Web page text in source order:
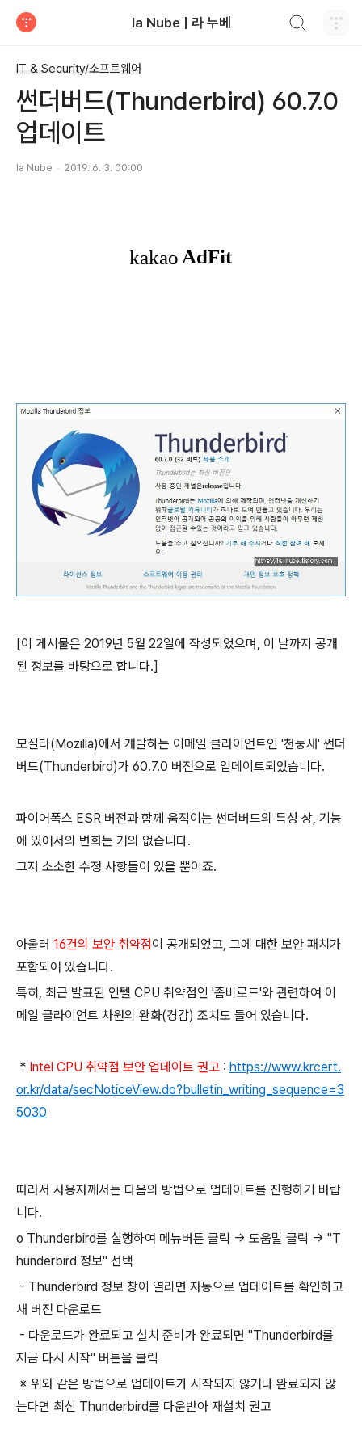
la Nube | 라 누베
IT & Security/소프트웨어
썬더버드(Thunderbird) 60.7.0
업데이트
la Nube 2019. 6. 3. 00:00
[이 게시물은 2019년 5월 22일에 작성되었으며, 이 날까지 공개
된 정보를 바탕으로 합니다.]
모질라(Mozilla)에서 개발하는 이메일 클라이언트인 '천둥새' 썬더
버드(Thunderbird)가 60.7.0 버전으로 업데이트되었습니다.
파이어폭스 ESR 버전과 함께 움직이는 썬더버드의 특성 상, 기능
에 있어서의 변화는 거의 없습니다.
그저 소소한 수정 사항들이 있을 뿐이죠.
아울러 16건의 보안 취약점이 공개되었고, 그에 대한 보안 패치가
포함되어 있습니다.
특히, 최근 발표된 인텔 CPU 취약점인 '좀비로드'와 관련하여 이
메일 클라이언트 차원의 완화(경감) 조치도 들어 있습니다.
* Intel CPU 취약점 보안 업데이트 권고 : https://www.krcert.
or.kr/data/secNoticeView.do?bulletin_writing_sequence=3
5030
따라서 사용자께서는 다음의 방법으로 업데이트를 진행하기 바랍
니다.
o Thunderbird를 실행하여 메뉴버튼 클릭 → 도움말 클릭 → "T
hunderbird 정보" 선택
- Thunderbird 정보 창이 열리면 자동으로 업데이트를 확인하고
새 버전 다운로드
- 다운로드가 완료되고 설치 준비가 완료되면 "Thunderbird를
지금 다시 시작" 버튼을 클릭
※ 위와 같은 방법으로 업데이트가 시작되지 않거나 완료되지 않
는다면 최신 Thunderbird를 다운받아 재설치 권고